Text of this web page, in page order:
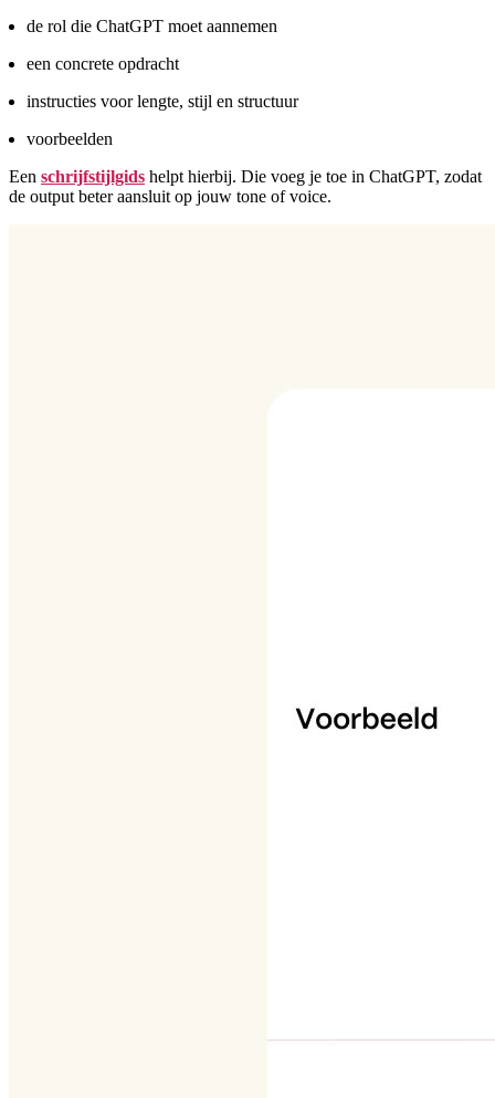
de rol die ChatGPT moet aannemen
een concrete opdracht
instructies voor lengte, stijl en structuur
voorbeelden
Een schrijfstijlgids helpt hierbij. Die voeg je toe in ChatGPT, zodat
de output beter aansluit op jouw tone of voice.